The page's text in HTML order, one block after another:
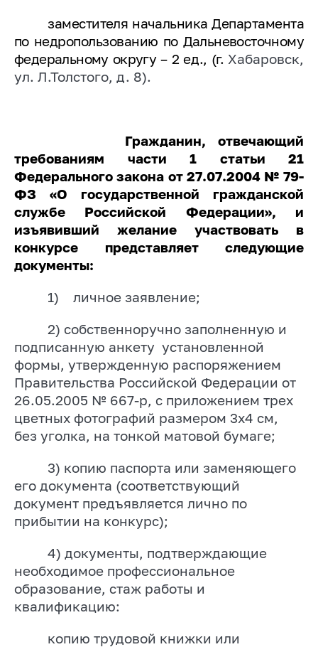
заместителя начальника Департамента
по недропользованию по Дальневосточному
федеральному округу – 2 ед., (г. Хабаровск,
ул. Л.Толстого, д. 8).
Гражданин, отвечающий
требованиям части 1 статьи 21
Федерального закона от 27.07.2004 № 79-
ФЗ «О государственной гражданской
службе Российской Федерации», и
изъявивший желание участвовать в
конкурсе представляет следующие
документы:
1) личное заявление;
2) собственноручно заполненную и
подписанную анкету установленной
формы, утвержденную распоряжением
Правительства Российской Федерации от
26.05.2005 № 667-р, с приложением трех
цветных фотографий размером 3х4 см,
без уголка, на тонкой матовой бумаге;
3) копию паспорта или заменяющего
его документа (соответствующий
документ предъявляется лично по
прибытии на конкурс);
4) документы, подтверждающие
необходимое профессиональное
образование, стаж работы и
квалификацию:
копию трудовой книжки или